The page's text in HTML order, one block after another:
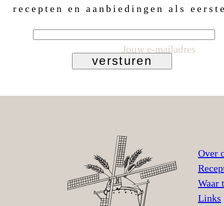
recepten en aanbiedingen als
Jouw e-mailadres
versturen
Over
Waar
Links